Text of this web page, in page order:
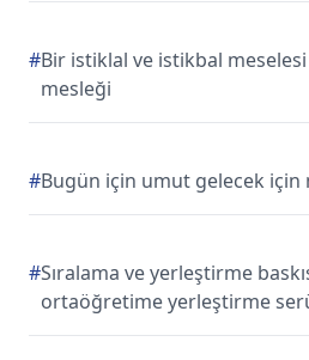
#Bir istiklal ve istikbal
mesleği
#Bugün için umut gelecek için
#Sıralama ve yerleştirme
ortaöğretime yerleştirme